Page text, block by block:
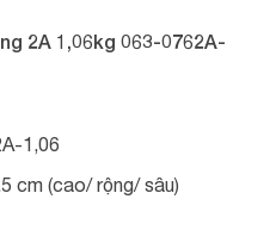
2A 1,06kg 063-0762A-
1,06
cm (cao/ rộng/ sâu)